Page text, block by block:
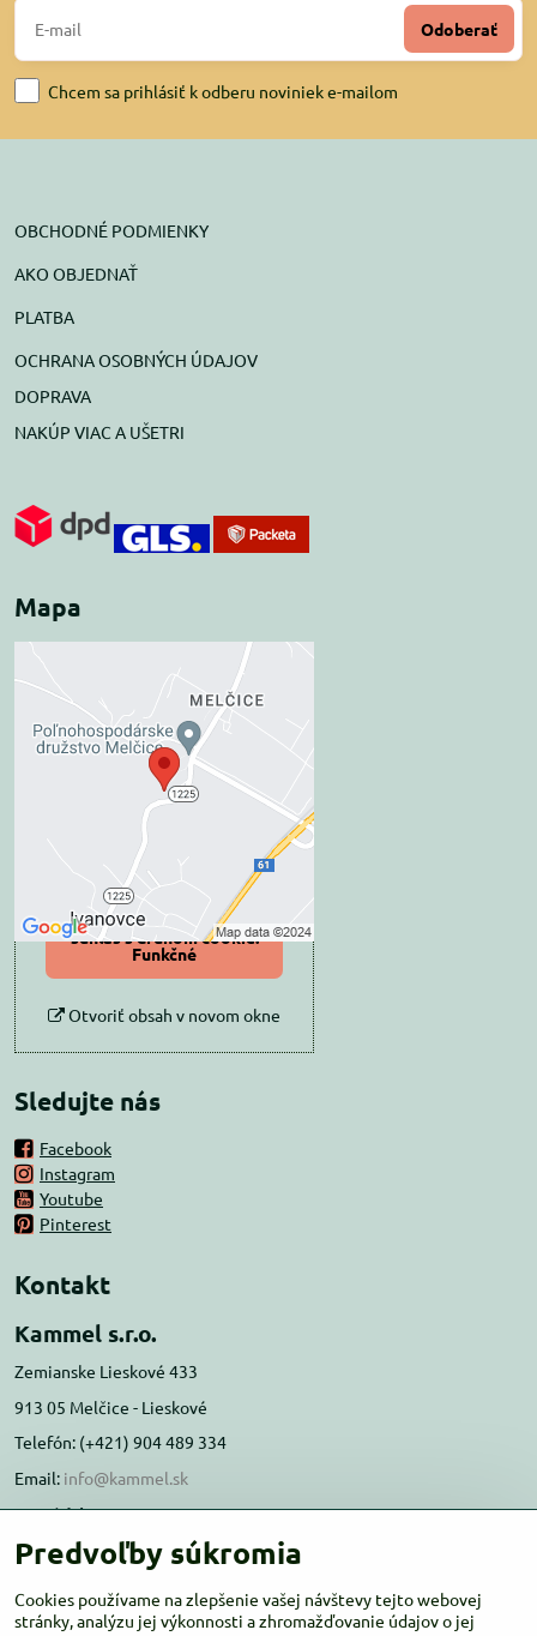
Odoberať
Chcem sa prihlásiť k odberu noviniek e-mailom
OBCHODNÉ PODMIENKY
AKO OBJEDNAŤ
PLATBA
OCHRANA OSOBNÝCH ÚDAJOV
DOPRAVA
NAKÚP VIAC A UŠETRI
Mapa
Externý obsah je
blokovaný Voľbami
súkromia
Prajete si načítať externý obsah?
Povoliť tentokrát
Povoliť a zapamätať -
súhlas s druhom cookie:
Funkčné
Otvoriť obsah v novom okne
Sledujte nás
Facebook
Instagram
Youtube
Pinterest
Kontakt
Kammel s.r.o.
Zemianske Lieskové 433
913 05 Melčice - Lieskové
Telefón: (+421) 904 489 334
Email: info@kammel.sk
Prevádzka:
Administratívna budova PD Melčice
Otváracie hodiny:PO-ŠT 8:00 - 16:00
Predvoľby súkromia
Cookies používame na zlepšenie vašej návštevy tejto webovej
stránky, analýzu jej výkonnosti a zhromažďovanie údajov o jej